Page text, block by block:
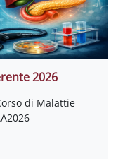
2026
di Malattie